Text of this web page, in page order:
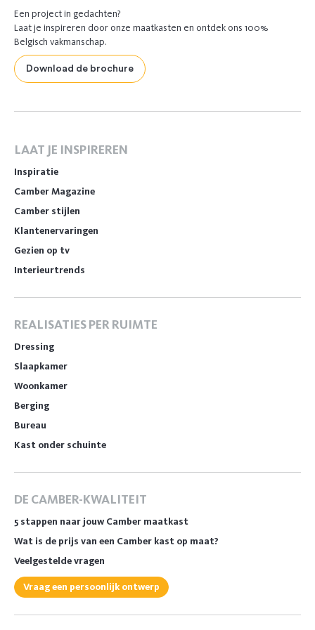
Een project in gedachten?
Laat je inspireren door onze maatkasten en ontdek ons 100%
Belgisch vakmanschap.
Download de brochure
LAAT JE INSPIREREN
Inspiratie
Camber Magazine
Camber stijlen
Klantenervaringen
Gezien op tv
Interieurtrends
REALISATIES PER RUIMTE
Dressing
Slaapkamer
Woonkamer
Berging
Bureau
Kast onder schuinte
DE CAMBER-KWALITEIT
5 stappen naar jouw Camber maatkast
Wat is de prijs van een Camber kast op maat?
Veelgestelde vragen
Vraag een persoonlijk ontwerp